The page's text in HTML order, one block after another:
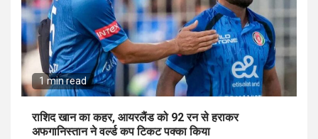
1 min read
राशिद खान का कहर, आयरलैंड को 92 रन से हराकर
अफगानिस्तान ने वर्ल्ड कप टिकट पक्का किया